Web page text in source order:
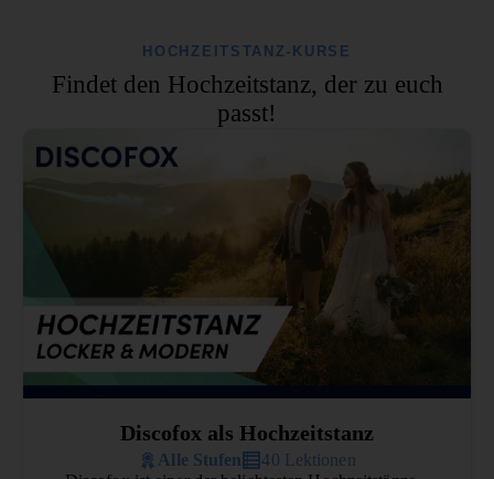
HOCHZEITSTANZ-KURSE
Findet den Hochzeitstanz, der zu euch
passt!
Discofox als Hochzeitstanz
Alle Stufen
40 Lektionen